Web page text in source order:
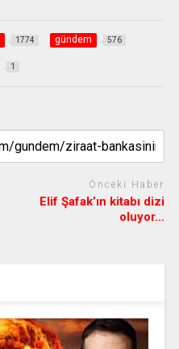
1774 gündem 576
1
Önceki Haber
Elif Şafak’ın kitabı dizi
oluyor…